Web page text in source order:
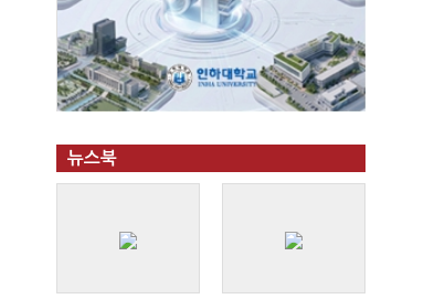
뉴스북